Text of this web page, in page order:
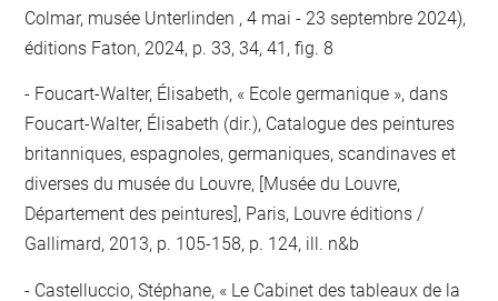
Colmar, musée Unterlinden , 4 mai - 23 septembre 2024),
éditions Faton, 2024, p. 33, 34, 41, fig. 8
Foucart-Walter, Élisabeth, « Ecole germanique », dans
Foucart-Walter, Élisabeth (dir.), Catalogue des peintures
britanniques, espagnoles, germaniques, scandinaves et
diverses du musée du Louvre, [Musée du Louvre,
Département des peintures], Paris, Louvre éditions /
Gallimard, 2013, p. 105-158, p. 124, ill. n&b
Castelluccio, Stéphane, « Le Cabinet des tableaux de la